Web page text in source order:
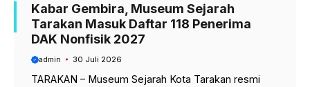
Kabar Gembira, Museum Sejarah
Tarakan Masuk Daftar 118 Penerima
DAK Nonfisik 2027
admin 30 Juli 2026
TARAKAN – Museum Sejarah Kota Tarakan resmi